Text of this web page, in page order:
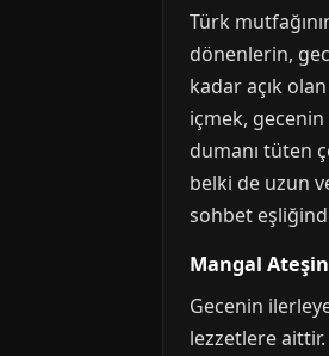
Türk
dönenlerin,
kadar açık
içmek,
dumanı tüten
belki de uzun
sohbet
Mangal
Gecenin
lezzetlere